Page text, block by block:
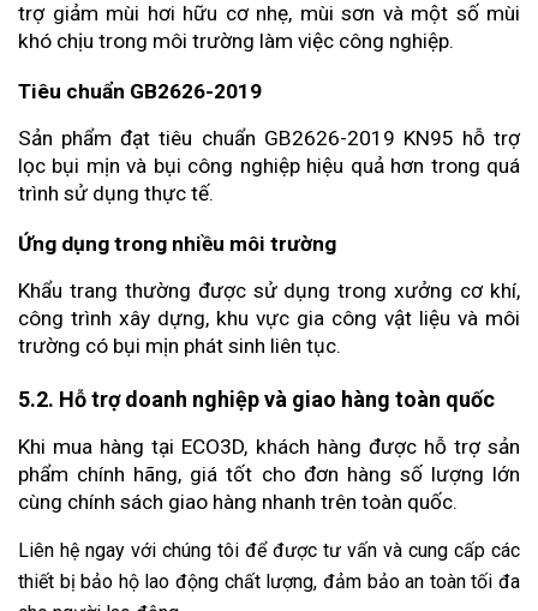
trợ giảm mùi hơi hữu cơ nhẹ, mùi sơn và một số mùi
khó chịu trong môi trường làm việc công nghiệp.
Tiêu chuẩn GB2626-2019
Sản phẩm đạt tiêu chuẩn GB2626-2019 KN95 hỗ trợ
lọc bụi mịn và bụi công nghiệp hiệu quả hơn trong quá
trình sử dụng thực tế.
Ứng dụng trong nhiều môi trường
Khẩu trang thường được sử dụng trong xưởng cơ khí,
công trình xây dựng, khu vực gia công vật liệu và môi
trường có bụi mịn phát sinh liên tục.
5.2. Hỗ trợ doanh nghiệp và giao hàng toàn quốc
Khi mua hàng tại ECO3D, khách hàng được hỗ trợ sản
phẩm chính hãng, giá tốt cho đơn hàng số lượng lớn
cùng chính sách giao hàng nhanh trên toàn quốc.
Liên hệ ngay với chúng tôi để được tư vấn và cung cấp các
thiết bị bảo hộ lao động chất lượng, đảm bảo an toàn tối đa